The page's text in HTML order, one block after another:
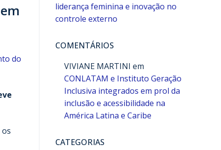
do
liderança feminina e inovação no
controle externo
COMENTÁRIOS
VIVIANE MARTINI em
CONLATAM e Instituto Geração
Inclusiva integrados em prol da
inclusão e acessibilidade na
América Latina e Caribe
CATEGORIAS